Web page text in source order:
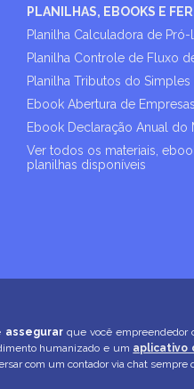
PLANILHAS, EBOOKS E
Planilha Calculadora de
Planilha Controle de Fluxo
Planilha Tributos do Simples
Ebook Abertura de Empresas
Ebook Declaração Anual do
Ver todos os materiais,
planilhas disponíveis
assegurarque você empreendedor
humanizado e um aplicativo
com um contador via chat sempre